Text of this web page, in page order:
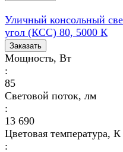
Уличный консольный
угол (КСС) 80, 5000 К
Заказать
Мощность, Вт
:
85
Световой поток, лм
:
13 690
Цветовая температура, К
: